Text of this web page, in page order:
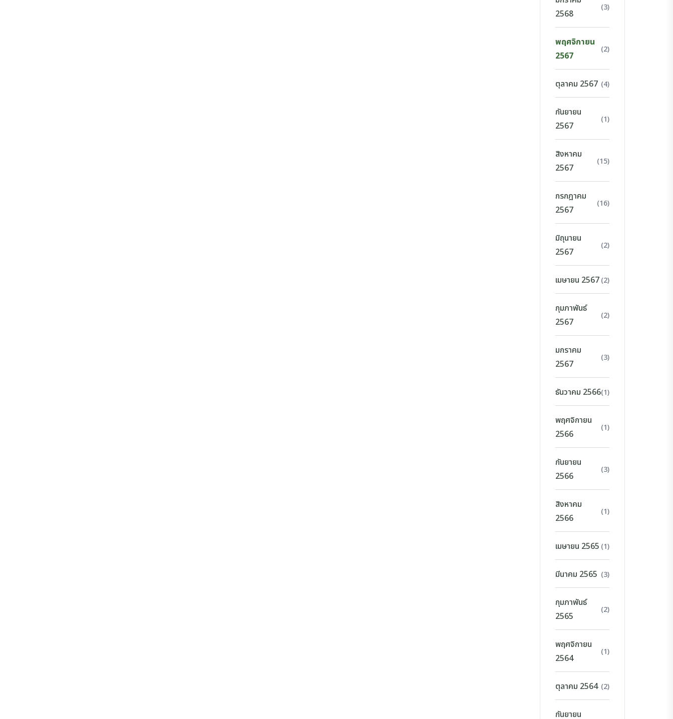
2568
(3)
พฤศจิกายน
2567
(2)
ตุลาคม 2567 (4)
กันยายน
2567
(1)
สิงหาคม
2567
(15)
กรกฎาคม
2567
(16)
มิถุนายน
2567
(2)
เมษายน 2567(2)
กุมภาพันธ์
2567
(2)
มกราคม
2567
(3)
ธันวาคม 2566(1)
พฤศจิกายน
2566
(1)
กันยายน
2566
(3)
สิงหาคม
2566
(1)
เมษายน 2565 (1)
มีนาคม 2565 (3)
กุมภาพันธ์
2565
(2)
พฤศจิกายน
2564
(1)
ตุลาคม 2564 (2)
กันยายน